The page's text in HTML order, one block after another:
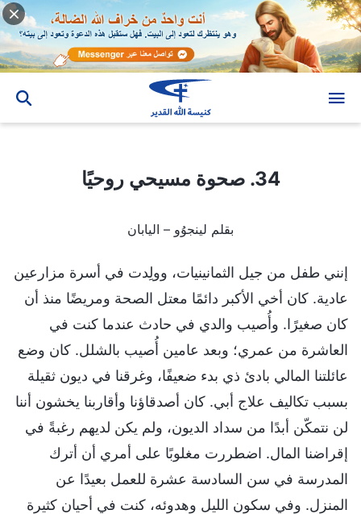
34. صحوة مسيحي روحيًا
بقلم لينجوُو – اليابان
إنني طفل من جيل الثمانينيات، وولِدت في أسرة مزارعين
عادية. كان أخي الأكبر دائمًا معتل الصحة ومريضًا منذ أن
كان صغيرًا. وأُصيب والدي في حادث عندما كنت في
العاشرة من عمري؛ وبعد عامين أُصيب بالشلل. كان وضع
عائلتنا المالي بادئ ذي بدء ضعيفًا، وغرقنا في ديون ثقيلة
بسبب تكاليف علاج أبي. كان أصدقاؤنا وأقاربنا يخشون أننا
لن نتمكّن أبدًا من سداد الديون، ولم يكن لديهم رغبةً في
إقراضنا المال. اضطررت مغلوبًا على أمري أن أترك
المدرسة في سن السادسة عشرة للعمل بعيدًا عن
المنزل. وفي سكون الليل وهدوئه، كنت في أحيان كثيرة